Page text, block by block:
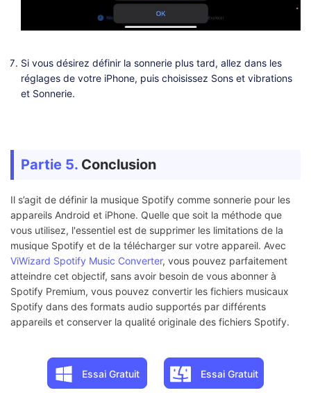
Si vous désirez définir la sonnerie plus tard, allez dans les
réglages de votre iPhone, puis choisissez Sons et vibrations
et Sonnerie.
Partie 5. Conclusion
Il s’agit de définir la musique Spotify comme sonnerie pour les
appareils Android et iPhone. Quelle que soit la méthode que
vous utilisez, l'essentiel est de supprimer les limitations de la
musique Spotify et de la télécharger sur votre appareil. Avec
ViWizard Spotify Music Converter, vous pouvez parfaitement
atteindre cet objectif, sans avoir besoin de vous abonner à
Spotify Premium, vous pouvez convertir les fichiers musicaux
Spotify dans des formats audio supportés par différents
appareils et conserver la qualité originale des fichiers Spotify.
Essai Gratuit Essai Gratuit